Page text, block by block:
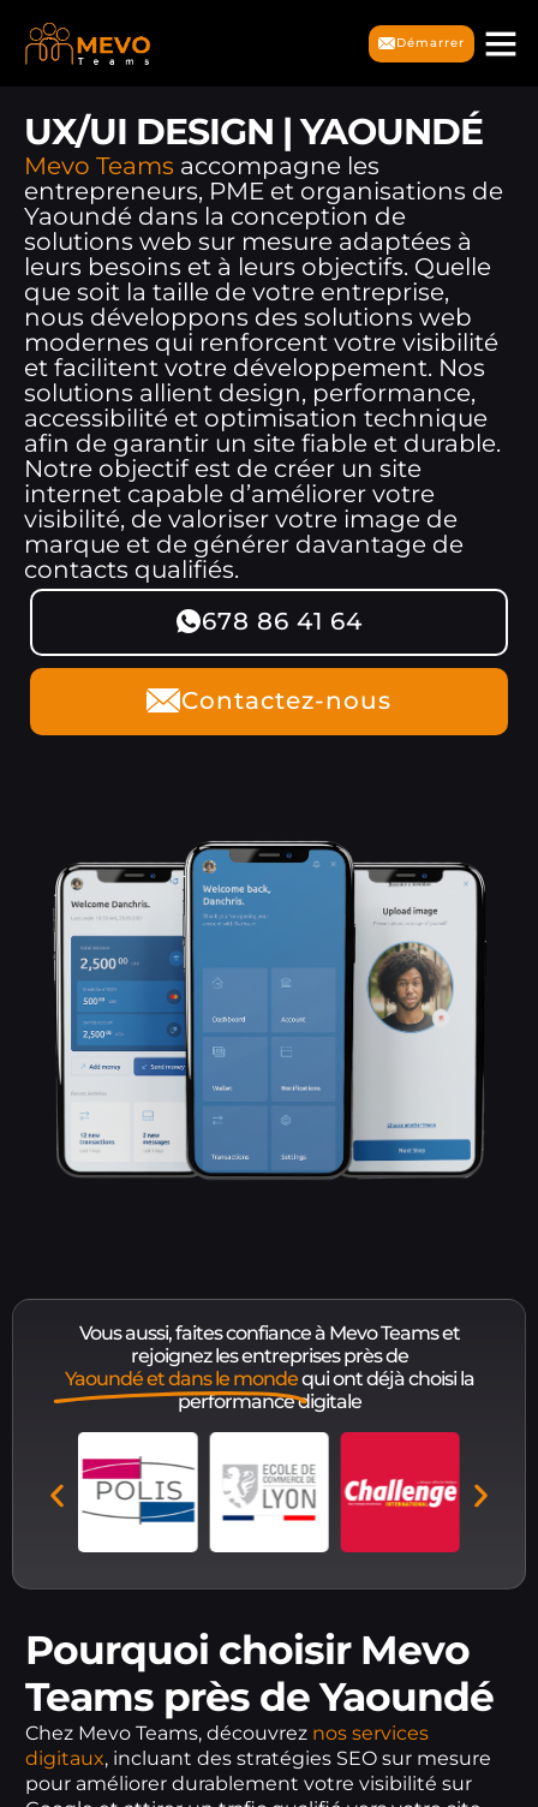
Démarrer
UX/UI DESIGN | YAOUNDÉ
Mevo Teams accompagne les
entrepreneurs, PME et organisations de
Yaoundé dans la conception de
solutions web sur mesure adaptées à
leurs besoins et à leurs objectifs. Quelle
que soit la taille de votre entreprise,
nous développons des solutions web
modernes qui renforcent votre visibilité
et facilitent votre développement. Nos
solutions allient design, performance,
accessibilité et optimisation technique
afin de garantir un site fiable et durable.
Notre objectif est de créer un site
internet capable d’améliorer votre
visibilité, de valoriser votre image de
marque et de générer davantage de
contacts qualifiés.
678 86 41 64
Contactez-nous
Vous aussi, faites confiance à Mevo Teams et
rejoignez les entreprises près de
Yaoundé et dans le mondequi ont déjà choisi la
performance digitale
Pourquoi choisir Mevo
Teams près de Yaoundé
Chez Mevo Teams, découvrez nos services
digitaux, incluant des stratégies SEO sur mesure
pour améliorer durablement votre visibilité sur